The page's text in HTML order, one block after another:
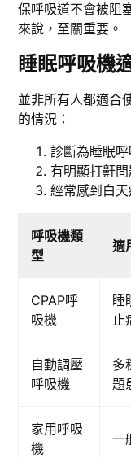
保呼吸道不會被阻
來說，至關重要。
睡眠呼吸機
並非所有人都適合
的情況：
診斷為睡眠
有明顯打鼾
經常感到白
呼吸機類
型
適
CPAP呼
吸機
睡
止
自動調壓
呼吸機
多
題
家用呼吸
機
一